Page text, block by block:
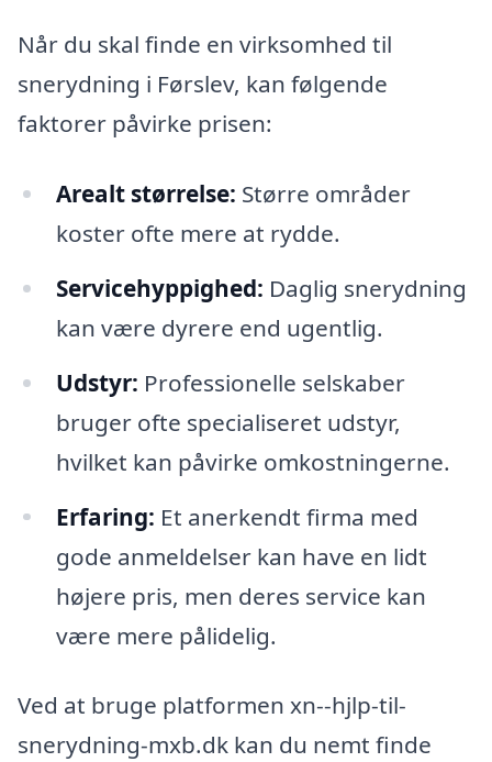
Når du skal finde en virksomhed til
snerydning i Førslev, kan følgende
faktorer påvirke prisen:
Arealt størrelse: Større områder
koster ofte mere at rydde.
Servicehyppighed: Daglig snerydning
kan være dyrere end ugentlig.
Udstyr: Professionelle selskaber
bruger ofte specialiseret udstyr,
hvilket kan påvirke omkostningerne.
Erfaring: Et anerkendt firma med
gode anmeldelser kan have en lidt
højere pris, men deres service kan
være mere pålidelig.
Ved at bruge platformen xn--hjlp-til-
snerydning-mxb.dk kan du nemt finde